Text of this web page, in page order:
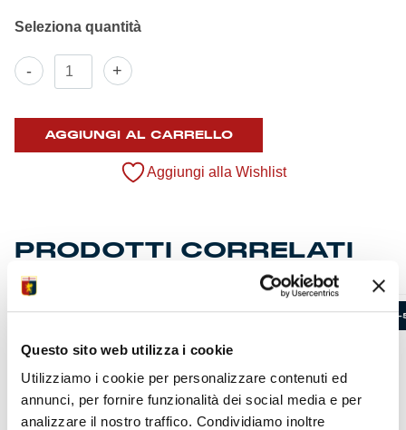
Questo sito web utilizza i cookie
Utilizziamo i cookie per personalizzare contenuti ed
annunci, per fornire funzionalità dei social media e per
analizzare il nostro traffico. Condividiamo inoltre
-
Calzettoni
Portiere
quantità
+
AGGIUNGI AL CARRELLO
Aggiungi alla Wishlist
PRODOTTI CORRELATI
-
-58%